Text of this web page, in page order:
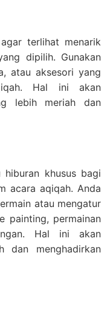
terlihat menarik
dipilih. Gunakan
atau aksesori yang
Hal ini akan
lebih meriah dan
hiburan khusus bagi
acara aqiqah. Anda
atau mengatur
painting, permainan
Hal ini akan
dan menghadirkan